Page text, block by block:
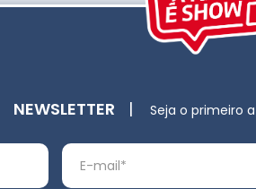
NEWSLETTER | Seja o primeiro